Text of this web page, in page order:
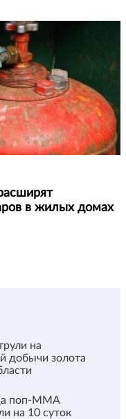
в жилых домах
на
добычи золота
поп-ММА
на 10 суток